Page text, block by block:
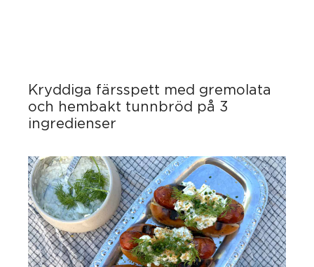
Kryddiga färsspett med gremolata
och hembakt tunnbröd på 3
ingredienser